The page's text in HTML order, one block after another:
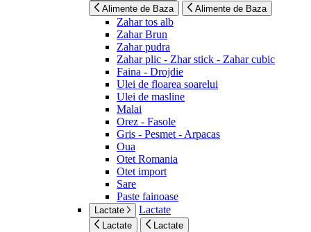
Alimente de Baza Alimente de Baza
Zahar tos alb
Zahar Brun
Zahar pudra
Zahar plic - Zhar stick - Zahar cubic
Faina - Drojdie
Ulei de floarea soarelui
Ulei de masline
Malai
Orez - Fasole
Gris - Pesmet - Arpacas
Oua
Otet Romania
Otet import
Sare
Paste fainoase
Lactate Lactate
Lactate Lactate